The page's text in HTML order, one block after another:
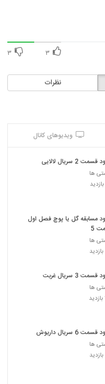
۳ ۳
نظرات
ویدیوهای کانال
2 سریال لالایی
ها
مسابقه گل یا پوچ فصل اول
5
ها
3 سریال غربت
ها
6 سریال داریوش
ها